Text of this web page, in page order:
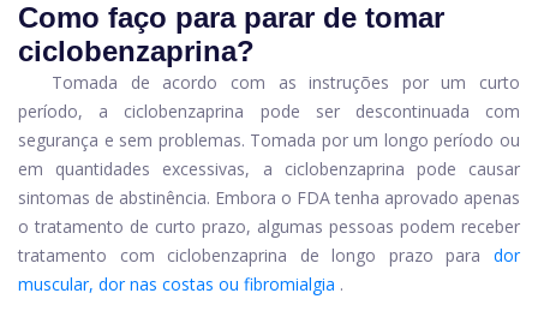
Como faço para parar de tomar
ciclobenzaprina?
Tomada de acordo com as instruções por um curto
período, a ciclobenzaprina pode ser descontinuada com
segurança e sem problemas. Tomada por um longo período ou
em quantidades excessivas, a ciclobenzaprina pode causar
sintomas de abstinência. Embora o FDA tenha aprovado apenas
o tratamento de curto prazo, algumas pessoas podem receber
tratamento com ciclobenzaprina de longo prazo para
dor
muscular, dor nas costas ou fibromialgia .